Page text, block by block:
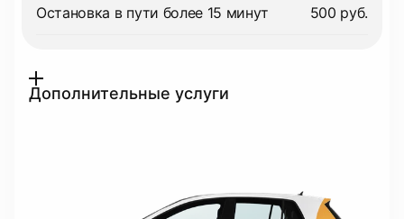
Остановка в пути более 15 минут 500 руб.
Дополнительные услуги